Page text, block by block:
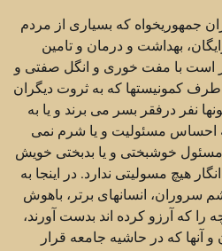
جمهوریخواه که بسیاری از مردم
بهداشت و درمان و تامین
است با مفت خوری و انگل صفتی و
کمونیستها که به ثروت دیگران
نفر درفقر بسر می برند و یا به
احساس مسئولیت و یا شرم نمی
خوشبختی و یا بدبختی خویش
هیچ مسولیتی ندارد. در اینجا به
سروران، انسانهای برتر، باهوش
را که آرزو کرده اند بدست آورند،
آنها که در حاشیه جامعه قرار